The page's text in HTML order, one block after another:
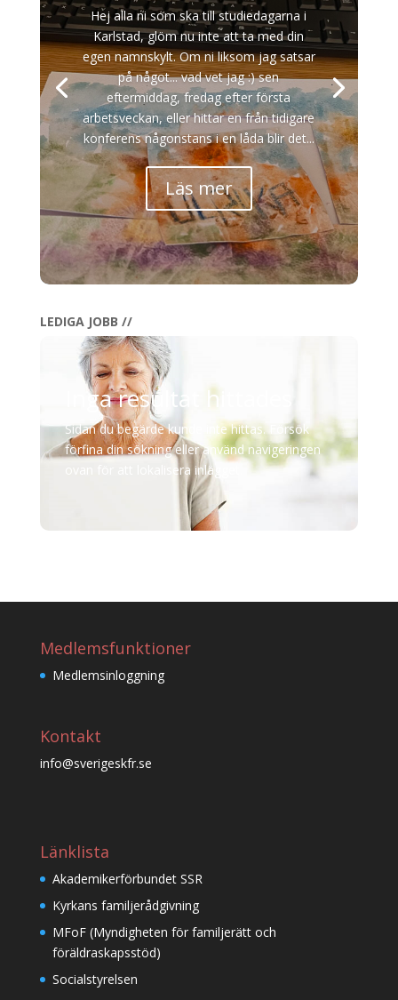
Hej alla ni som ska till studiedagarna i
Karlstad, glöm nu inte att ta med din
egen namnskylt. Om ni liksom jag satsar
på något... vad vet jag :) sen
eftermiddag, fredag efter första
arbetsveckan, eller hittar en från tidigare
konferens någonstans i en låda blir det...
Läs mer
LEDIGA JOBB //
Inga resultat hittades
Sidan du begärde kunde inte hittas. Försök
förfina din sökning eller använd navigeringen
ovan för att lokalisera inlägget.
Medlemsfunktioner
Medlemsinloggning
Kontakt
info@sverigeskfr.se
Länklista
Akademikerförbundet SSR
Kyrkans familjerådgivning
MFoF (Myndigheten för familjerätt och
föräldraskapsstöd)
Socialstyrelsen